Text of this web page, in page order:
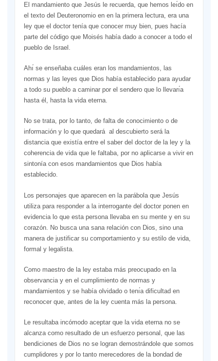
El mandamiento que Jesús le recuerda, que hemos leı́do en
el texto del Deuteronomio en en la primera lectura, era una
ley que el doctor tenía que conocer muy bien, pues hacía
parte del código que Moisés había dado a conocer a todo el
pueblo de Israel.
Ahı́ se enseñaba cuáles eran los mandamientos, las
normas y las leyes que Dios había establecido para ayudar
a todo su pueblo a caminar por el sendero que lo llevarı́a
hasta él, hasta la vida eterna.
No se trata, por lo tanto, de falta de conocimiento o de
información y lo que quedará al descubierto será la
distancia que existía entre el saber del doctor de la ley y la
coherencia de vida que le faltaba, por no aplicarse a vivir en
sintonía con esos mandamientos que Dios había
establecido.
Los personajes que aparecen en la parábola que Jesús
utiliza para responder a la interrogante del doctor ponen en
evidencia lo que esta persona llevaba en su mente y en su
corazón. No busca una sana relación con Dios, sino una
manera de justificar su comportamiento y su estilo de vida,
formal y legalista.
Como maestro de la ley estaba más preocupado en la
observancia y en el cumplimiento de normas y
mandamientos y se había olvidado o tenı́a dificultad en
reconocer que, antes de la ley cuenta más la persona.
Le resultaba incómodo aceptar que la vida eterna no se
alcanza como resultado de un esfuerzo personal, que las
bendiciones de Dios no se logran demostrándole que somos
cumplidores y por lo tanto merecedores de la bondad de